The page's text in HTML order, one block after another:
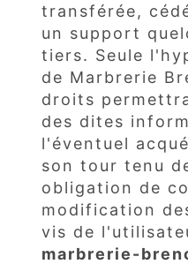
transférée,
un support
tiers. Seule
de Marbrerie
droits
des dites
l'éventuel
son tour tenu
obligation de
modification
vis de
marbrerie-